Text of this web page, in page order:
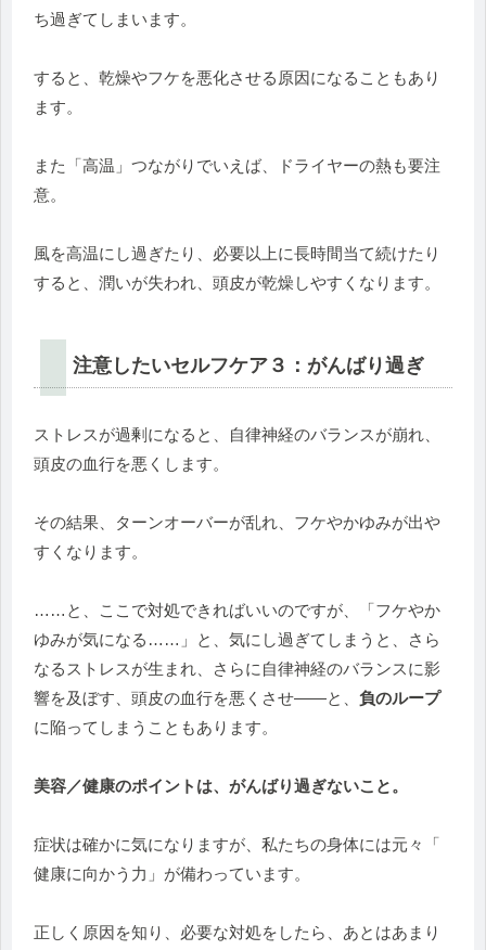
ち過ぎてしまいます。
すると、乾燥やフケを悪化させる原因になることもあり
ます。
また「高温」つながりでいえば、ドライヤーの熱も要注
意。
風を高温にし過ぎたり、必要以上に長時間当て続けたり
すると、 潤いが失われ、頭皮が乾燥しやすくなります。
注意したいセルフケア３：がんばり過ぎ
ストレスが過剰になると、自律神経のバランスが崩れ、
頭皮の血行を悪くします。
その結果、ターンオーバーが乱れ、 フケやかゆみが出や
すくなります。
……と、ここで対処できればいいのですが、「フケやか
ゆみが気になる……」と、気にし過ぎてしまうと、
さら
なるストレスが生まれ、
さらに自律神経のバランスに影
響を及ぼす、 頭皮の血行を悪くさせ——と、 負のループ
に陥ってしまうこともあ ります。
美容／健康のポイントは、がんばり過ぎないこと。
症状は確かに気になりますが、私たちの身体には元々「
健康に向かう力」が備わっています。
正しく原因を知り、必要な対処をしたら、 あとはあまり